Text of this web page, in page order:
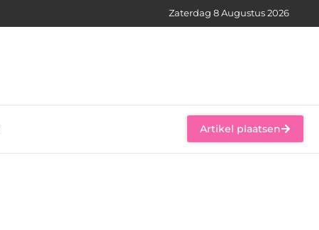
Zaterdag 8 Augustus 2026
Artikel plaatsen